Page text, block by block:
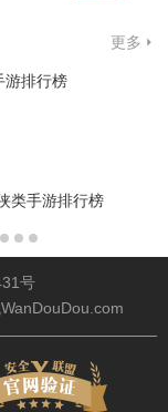
更多
类手游排行榜
号